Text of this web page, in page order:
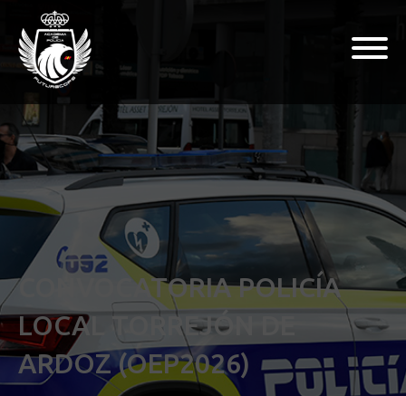
CONVOCATORIA POLICÍA
LOCAL TORREJÓN DE
ARDOZ (OEP2026)